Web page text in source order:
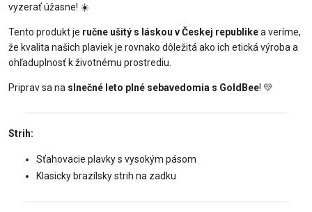
vyzerať úžasne! ☀️
Tento produkt je ručne ušitý s láskou v Českej republikea veríme,
že kvalita našich plaviek je rovnako dôležitá ako ich etická výroba a
ohľaduplnosť k životnému prostrediu.
Priprav sa na slnečné leto plné sebavedomia s GoldBee! 💛
Strih:
Sťahovacie plavky s vysokým pásom
Klasicky brazílsky strih na zadku